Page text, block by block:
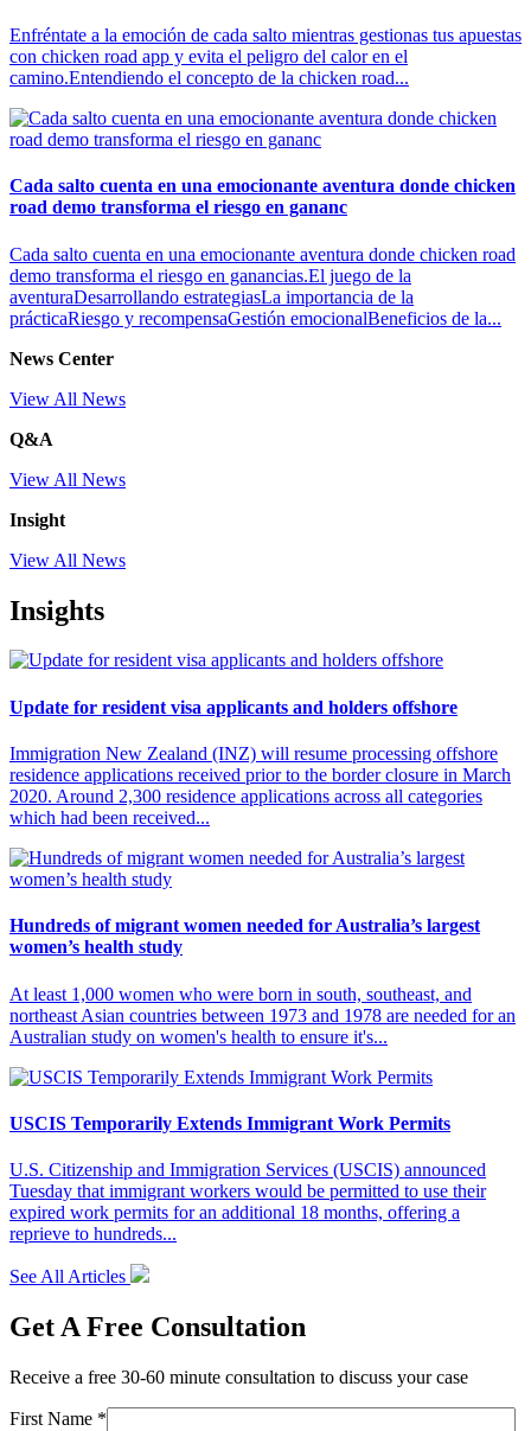
Enfréntate a la emoción de cada salto mientras gestionas tus apuestas
con chicken road app y evita el peligro del calor en el
camino.Entendiendo el concepto de la chicken road...
Cada salto cuenta en una emocionante aventura donde chicken
road demo transforma el riesgo en gananc
Cada salto cuenta en una emocionante aventura donde chicken road
demo transforma el riesgo en ganancias.El juego de la
aventuraDesarrollando estrategiasLa importancia de la
prácticaRiesgo y recompensaGestión emocionalBeneficios de la...
News Center
View All News
Q&A
View All News
Insight
View All News
Insights
Update for resident visa applicants and holders offshore
Immigration New Zealand (INZ) will resume processing offshore
residence applications received prior to the border closure in March
2020. Around 2,300 residence applications across all categories
which had been received...
Hundreds of migrant women needed for Australia’s largest
women’s health study
At least 1,000 women who were born in south, southeast, and
northeast Asian countries between 1973 and 1978 are needed for an
Australian study on women's health to ensure it's...
USCIS Temporarily Extends Immigrant Work Permits
U.S. Citizenship and Immigration Services (USCIS) announced
Tuesday that immigrant workers would be permitted to use their
expired work permits for an additional 18 months, offering a
reprieve to hundreds...
See All Articles
Get A Free Consultation
Receive a free 30-60 minute consultation to discuss your case
First Name *